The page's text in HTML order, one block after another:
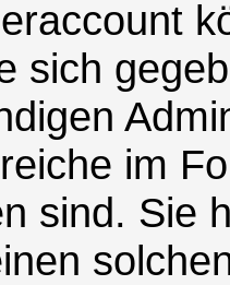
sich
im
sind. Sie